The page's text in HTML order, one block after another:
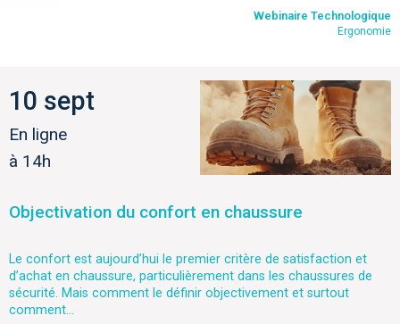
Webinaire Technologique
Ergonomie
10 sept
En ligne
à 14h
Objectivation du confort en chaussure
Le confort est aujourd’hui le premier critère de satisfaction et
d’achat en chaussure, particulièrement dans les chaussures de
sécurité. Mais comment le définir objectivement et surtout
comment...